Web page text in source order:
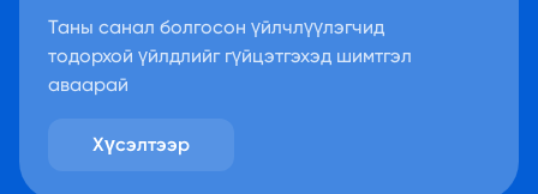
Таны санал болгосон үйлчлүүлэгчид
тодорхой үйлдлийг гүйцэтгэхэд шимтгэл
аваарай
Хүсэлтээр